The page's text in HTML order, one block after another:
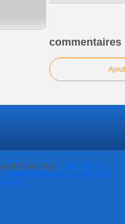
commentaires
portail Overblog
Top articles
Cookies et données personnelles